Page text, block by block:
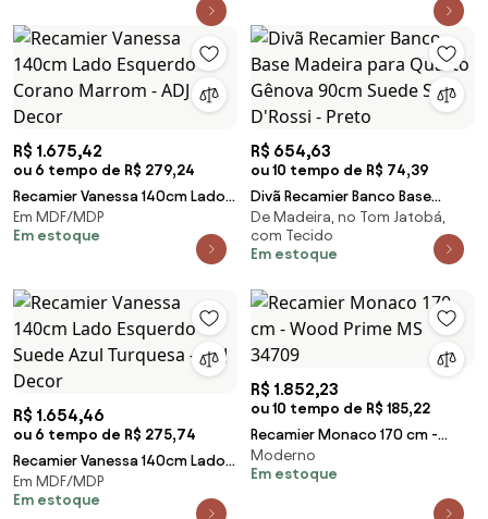
R$ 1.675,42
ou 6 tempo de R$ 279,24
Recamier Vanessa 140cm Lado
Esquerdo Corano Marrom - ADJ
Decor
Em MDF/MDP
Em estoque
R$ 654,63
ou 10 tempo de R$ 74,39
Divã Recamier Banco Base
Madeira para Quarto Gênova
90cm Suede S04 - D'Rossi -
Preto
De Madeira, no Tom Jatobá,
com Tecido
Em estoque
R$ 1.654,46
ou 6 tempo de R$ 275,74
Recamier Vanessa 140cm Lado
Esquerdo Suede Azul Turquesa
- ADJ Decor
Em MDF/MDP
Em estoque
R$ 1.852,23
ou 10 tempo de R$ 185,22
Recamier Monaco 170 cm -
Wood Prime MS 34709
Moderno
Em estoque